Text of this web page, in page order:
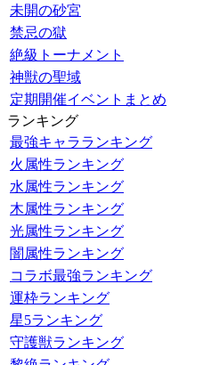
未開の砂宮
禁忌の獄
絶級トーナメント
神獣の聖域
定期開催イベントまとめ
ランキング
最強キャラランキング
火属性ランキング
水属性ランキング
木属性ランキング
光属性ランキング
闇属性ランキング
コラボ最強ランキング
運枠ランキング
星5ランキング
守護獣ランキング